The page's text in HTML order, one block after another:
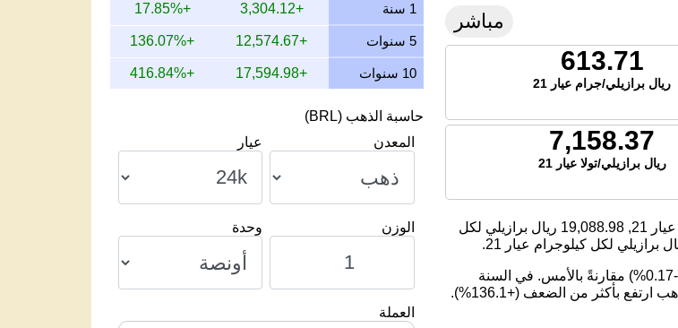
مباشر
613.71
ريال برازيلي/جرام عيار 21
7,158.37
ريال برازيلي/تولا عيار 21
21,
19,088.98 ريال برازيلي لكل
برازيلي لكل كيلوجرام عيار 21.
اليوم، انخفض سعر الذهب بمقدار -1.04 ريال برازيلي لكل جرام عيار 21 (-0.17%) مقارنةً بالأمس. في السنة
الماضية, سعر الذهب ارتفع بمقدار 17.85%. على مدى 5 سنوات, سعر الذهب ارتفع بأكثر من الضعف (+136.1%).
1 سنة +3,304.12
+17.85%
5 سنوات +12,574.67
+136.07%
10 سنوات +17,594.98
+416.84%
حاسبة الذهب (BRL)
المعدن
عيار
الوزن وحدة
العملة